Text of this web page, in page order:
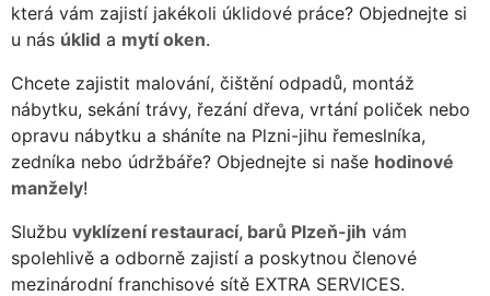
která vám zajistí jakékoli úklidové práce? Objednejte si
u nás úklid a mytí oken.
Chcete zajistit malování, čištění odpadů, montáž
nábytku, sekání trávy, řezání dřeva, vrtání poliček nebo
opravu nábytku a sháníte na Plzni-jihu řemeslníka,
zedníka nebo údržbáře? Objednejte si naše hodinové
manžely!
Službu vyklízení restaurací, barů Plzeň-jih vám
spolehlivě a odborně zajistí a poskytnou členové
mezinárodní franchisové sítě EXTRA SERVICES.